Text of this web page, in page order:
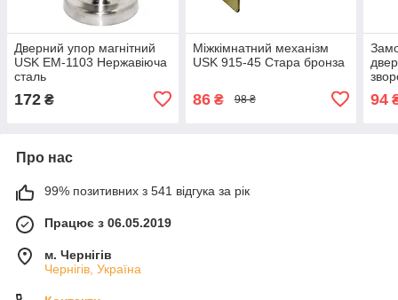
Дверний упор магнітний
USK EM-1103 Нержавіюча
сталь
172 ₴
Міжкімнатний механізм
USK 915-45 Стара бронза
86₴ 98 ₴ 94
Про нас
99% позитивних з 541 відгука за рік
Працює з 06.05.2019
м. Чернігів
Чернігів, Україна